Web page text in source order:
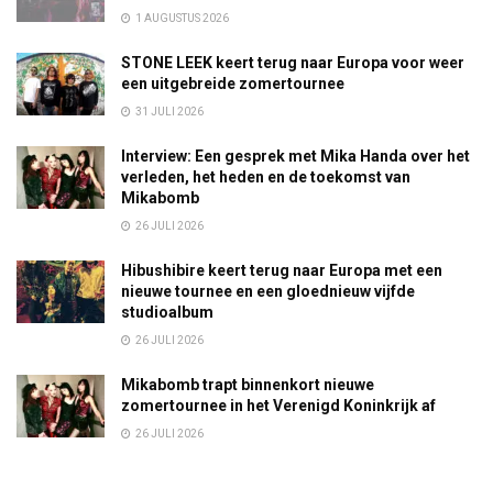
1 AUGUSTUS 2026
STONE LEEK keert terug naar Europa voor weer
een uitgebreide zomertournee
31 JULI 2026
Interview: Een gesprek met Mika Handa over het
verleden, het heden en de toekomst van
Mikabomb
26 JULI 2026
Hibushibire keert terug naar Europa met een
nieuwe tournee en een gloednieuw vijfde
studioalbum
26 JULI 2026
Mikabomb trapt binnenkort nieuwe
zomertournee in het Verenigd Koninkrijk af
26 JULI 2026